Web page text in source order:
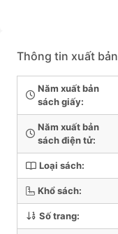
Thông tin xuất bản
Năm xuất bản
sách giấy:
Năm xuất bản
sách điện tử:
Loại sách:
Khổ sách:
Số trang: